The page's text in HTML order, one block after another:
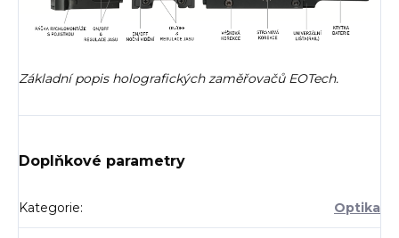
Základní popis holografických zaměřovačů EOTech.
Doplňkové parametry
Kategorie: Optika